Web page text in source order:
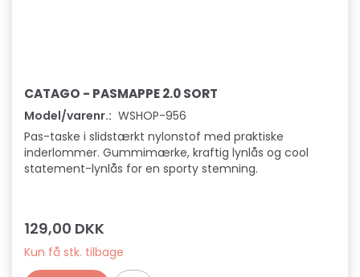
CATAGO - PASMAPPE 2.0 SORT
Model/varenr.: WSHOP-956
Pas-taske i slidstærkt nylonstof med praktiske
inderlommer. Gummimærke, kraftig lynlås og cool
statement-lynlås for en sporty stemning.
129,00 DKK
Kun få stk. tilbage